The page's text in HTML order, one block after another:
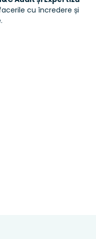
cu încredere și